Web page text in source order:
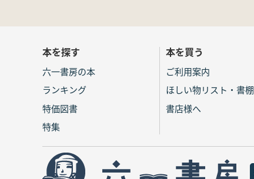
本を探す
六一書房の本
ランキング
特価図書
特集
本を買う
ご利用案内
ほしい物リスト・書棚
書店様へ